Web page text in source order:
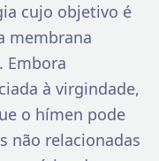
cujo objetivo é
membrana
Embora
à virgindade,
o hímen pode
não relacionadas